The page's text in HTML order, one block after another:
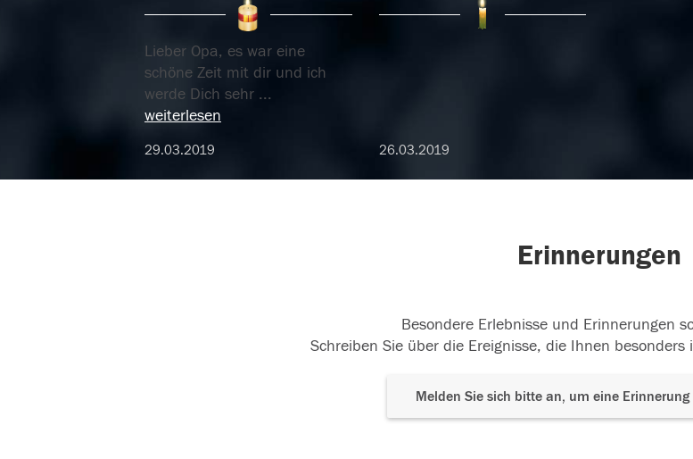
Lieber Opa, es war eine
schöne Zeit mit dir und ich
werde Dich sehr ...
weiterlesen
29.03.2019 26.03.2019
Erinnerungen
Besondere Erlebnisse und Erinnerungen
Schreiben Sie über die Ereignisse, die Ihnen
Melden Sie sich bitte an, um eine Erinnerung